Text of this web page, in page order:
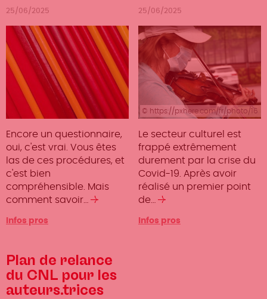
25/06/2025
Encore un questionnaire,
oui, c'est vrai. Vous êtes
las de ces procédures, et
c'est bien
compréhensible. Mais
comment savoir…
Infos pros
25/06/2025
© https://pxhere.com/fr/photo/16
09973
Le secteur culturel est
frappé extrêmement
durement par la crise du
Covid-19. Après avoir
réalisé un premier point
de…
suite
Infos pros
Plan de relance
du CNL pour les
auteurs.trices